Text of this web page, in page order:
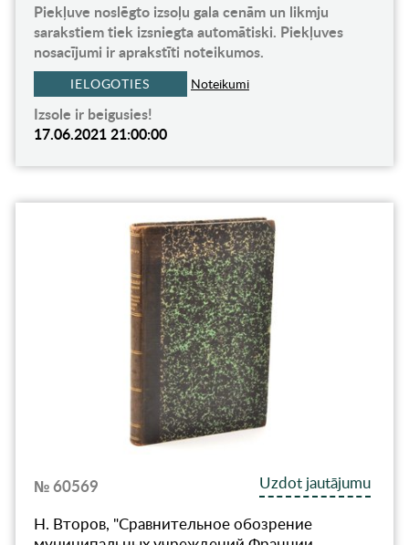
Piekļuve noslēgto izsoļu gala cenām un likmju
sarakstiem tiek izsniegta automātiski. Piekļuves
nosacījumi ir aprakstīti noteikumos.
IELOGOTIES Noteikumi
Izsole ir beigusies!
17.06.2021 21:00:00
№ 60569
Uzdot jautājumu
Н. Второв, "Сравнительное обозрение